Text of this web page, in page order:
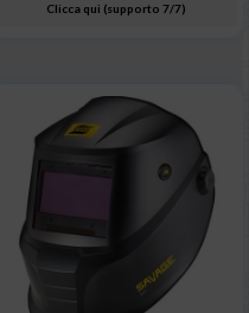
Clicca qui (supporto 7/7)